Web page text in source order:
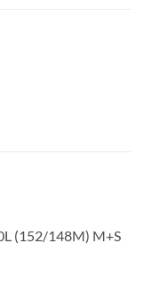
(152/148M) M+S